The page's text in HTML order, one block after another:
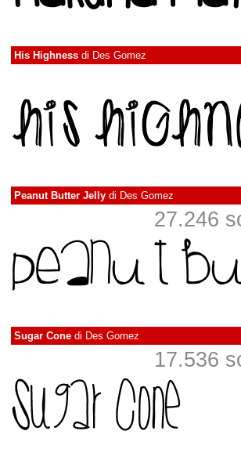
His Highness di Des Gomez
Peanut Butter Jelly di Des Gomez
27.246
Sugar Cone di Des Gomez
17.536